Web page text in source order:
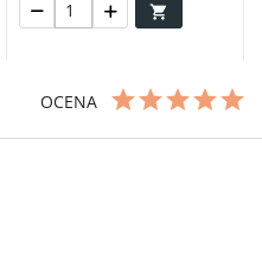

OCENA